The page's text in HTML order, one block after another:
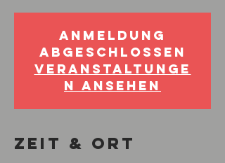
Anmeldung
abgeschlossen
Veranstaltunge
n ansehen
Zeit & Ort